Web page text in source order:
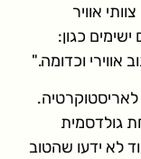
אוויר
כגון:
אווירי וכדומה."
ב-1980, משפחת גולדסמית
לא ידעו שהטוב